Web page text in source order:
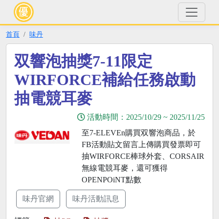
首頁 味丹
双響泡抽獎7-11限定
WIRFORCE補給任務啟動
抽電競耳麥
活動時間： 2025/10/29 ~ 2025/11/25
至7-ELEVEn購買双響泡商品，於
FB活動貼文留言上傳購買發票即可
抽WIRFORCE棒球外套、CORSAIR
無線電競耳麥，還可獲得
OPENPOiNT點數
味丹官網 味丹活動訊息